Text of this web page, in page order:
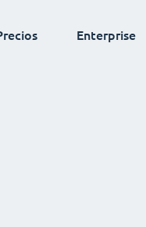
Enterprise